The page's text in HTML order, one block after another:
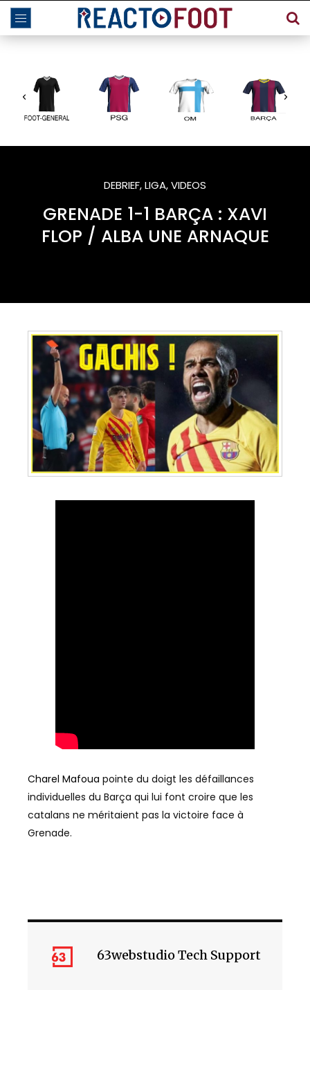
DEBRIEF,LIGA,VIDEOS
GRENADE 1-1 BARÇA : XAVI
FLOP / ALBA UNE ARNAQUE
Charel Mafoua pointe du doigt les défaillances
individuelles du Barça qui lui font croire que les
catalans ne méritaient pas la victoire face à
Grenade.
63webstudio Tech Support